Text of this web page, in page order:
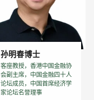
孙明春博士
客座教授，香港中国金融协
会副主席，中国金融四十人
论坛成员，中国首席经济学
家论坛名誉理事